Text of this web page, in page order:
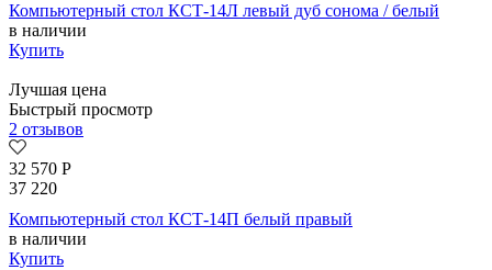
Компьютерный стол КСТ-14Л левый дуб сонома / белый
в наличии
Купить
Лучшая цена
Быстрый просмотр
2 отзывов
32 570 Р
37 220
Компьютерный стол КСТ-14П белый правый
в наличии
Купить